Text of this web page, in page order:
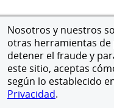
Nosotros y nuestros
otras herramientas
detener el fraude y
este sitio, aceptas
según lo establecido
Privacidad.